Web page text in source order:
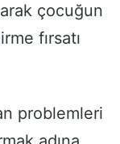
çocuğun
fırsatı
problemleri